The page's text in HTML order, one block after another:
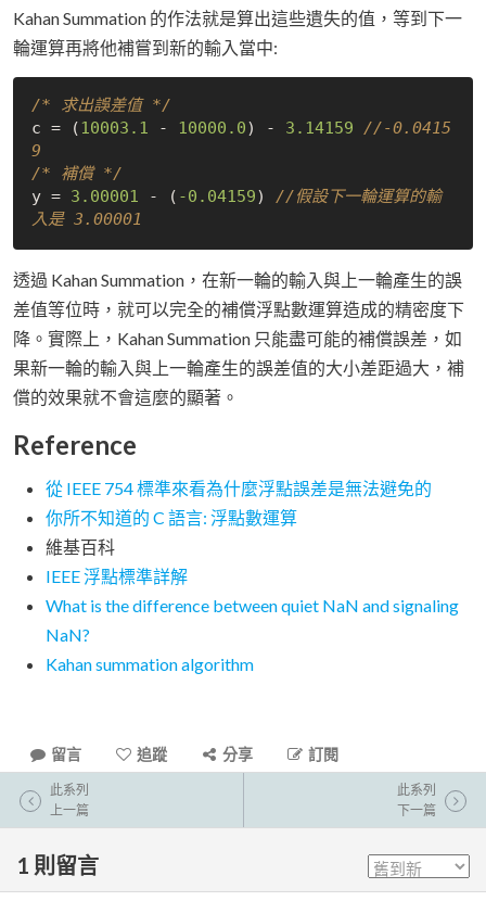
Kahan Summation 的作法就是算出這些遺失的值，等到下一
輪運算再將他補嘗到新的輸入當中:
/* 求出誤差值 */
c = (10003.1 - 10000.0) - 3.14159
//-0.0415
9
/* 補償 */
y = 3.00001 - ( -0.04159) //假設下一輪運算的輸
入是 3.00001
透過 Kahan Summation，在新一輪的輸入與上一輪產生的誤
差值等位時，就可以完全的補償浮點數運算造成的精密度下
降。實際上，Kahan Summation 只能盡可能的補償誤差，如
果新一輪的輸入與上一輪產生的誤差值的大小差距過大，補
償的效果就不會這麼的顯著。
Reference
從 IEEE 754 標準來看為什麼浮點誤差是無法避免的
你所不知道的 C 語言: 浮點數運算
維基百科
IEEE 浮點標準詳解
What is the difference between quiet NaN and signaling
NaN?
Kahan summation algorithm
留言 追蹤 分享 訂閱
此系列
上一篇
此系列
下一篇
1 則留言